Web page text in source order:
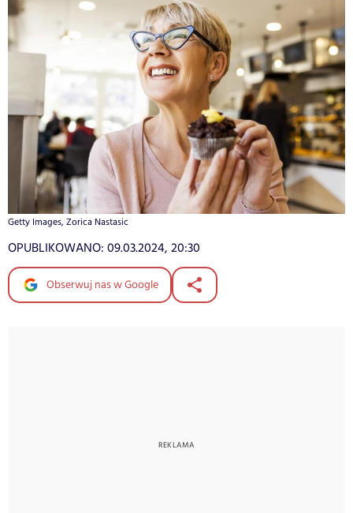
Getty Images, Zorica Nastasic
OPUBLIKOWANO: 09.03.2024, 20:30
Obserwuj nas w Google